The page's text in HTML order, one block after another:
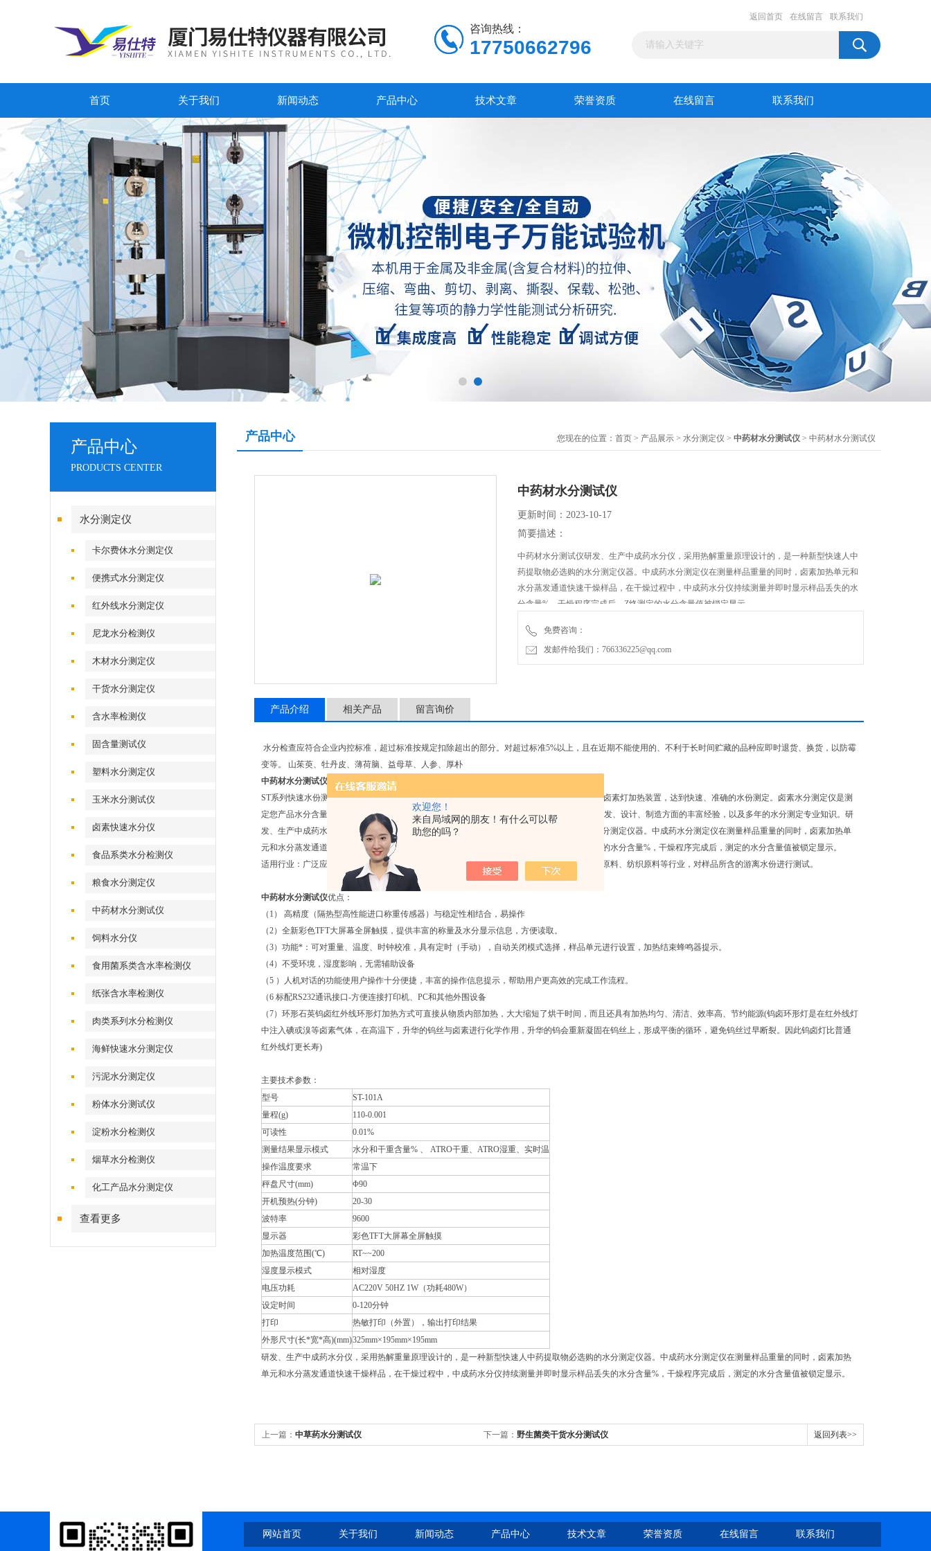
欢迎您！
来自局域网的朋友！有什么可以帮
助您的吗？
咨询热线：
17750662796
返回首页 在线留言 联系我们
首页 关于我们 新闻动态 产品中心 技术文章 荣誉资质 在线留言 联系我们
产品中心
PRODUCTS CENTER
水分测定仪
卡尔费休水分测定仪
便携式水分测定仪
红外线水分测定仪
尼龙水分检测仪
木材水分测定仪
干货水分测定仪
含水率检测仪
固含量测试仪
塑料水分测定仪
玉米水分测试仪
卤素快速水分仪
食品系类水分检测仪
粮食水分测定仪
中药材水分测试仪
饲料水分仪
食用菌系类含水率检测仪
纸张含水率检测仪
肉类系列水分检测仪
海鲜快速水分测定仪
污泥水分测定仪
粉体水分测试仪
淀粉水分检测仪
烟草水分检测仪
化工产品水分测定仪
查看更多
产品中心 您现在的位置： 首页 > 产品展示 > 水分测定仪 > 中药材水分测试仪 > 中药材水分测试仪
中药材水分测试仪
更新时间：2023-10-17
简要描述：
中药材水分测试仪研发、生产中成药水分仪，采用热解重量原理设计的，是一种新型快速人中
药提取物必选购的水分测定仪器。中成药水分测定仪在测量样品重量的同时，卤素加热单元和
水分蒸发通道快速干燥样品，在干燥过程中，中成药水分仪持续测量并即时显示样品丢失的水
分含量%，干燥程序完成后，Z终测定的水分含量值被锁定显示。
免费咨询：
发邮件给我们：766336225@qq.com
产品介绍 相关产品 留言询价
水分检查应符合企业内控标准，超过标准按规定扣除超出的部分。对超过标准5%以上，且在近期不能使用的、不利于长时间贮藏的品种应即时退货、换货，以防霉
变等。 山茱萸、牡丹皮、薄荷脑、益母草、人参、厚朴
中药材水分测试仪 介绍：
ST系列快速水份测定仪是在专业精密电子天平基础上配置隔热型进口称重传感器和高效率进口卤素灯加热装置，达到快速、准确的水份测定。卤素水分测定仪是测
定您产品水分含量可靠的解决方案。 此款耐用且实惠的水分测定仪得益于易仕特在精密仪器研发、设计、制造方面的丰富经验，以及多年的水分测定专业知识。研
发、生产中成药水分仪，采用热解重量原理设计的，是一种新型快速人中药提取物必选购的水分测定仪器。中成药水分测定仪在测量样品重量的同时，卤素加热单
元和水分蒸发通道快速干燥样品，在干燥过程中，中成药水分仪持续测量并即时显示样品丢失的水分含量%，干燥程序完成后，测定的水分含量值被锁定显示。
适用行业：广泛应用于粮食、饲料、烟草、造纸、食品、茶叶、饮料、谷物、化工原料、制药原料、纺织原料等行业，对样品所含的游离水份进行测试。
中药材水分测试仪优点：
（1） 高精度（隔热型高性能进口称重传感器）与稳定性相结合，易操作
（2）全新彩色TFT大屏幕全屏触摸，提供丰富的称量及水分显示信息，方便读取。
（3）功能*：可对重量、温度、时钟校准，具有定时（手动），自动关闭模式选择，样品单元进行设置，加热结束蜂鸣器提示。
（4）不受环境，湿度影响，无需辅助设备
（5 ）人机对话的功能使用户操作十分便捷，丰富的操作信息提示，帮助用户更高效的完成工作流程。
（6 标配RS232通讯接口-方便连接打印机、PC和其他外围设备
（7）环形石英钨卤红外线环形灯加热方式可直接从物质内部加热，大大缩短了烘干时间，而且还具有加热均匀、清洁、效率高、节约能源(钨卤环形灯是在红外线灯
中注入碘或溴等卤素气体，在高温下，升华的钨丝与卤素进行化学作用，升华的钨会重新凝固在钨丝上，形成平衡的循环，避免钨丝过早断裂。因此钨卤灯比普通
红外线灯更长寿)
主要技术参数：
型号
ST-101A
量程(g)
110-0.001
可读性
0.01%
测量结果显示模式
水分和干重含量% 、 ATRO干重、ATRO湿重、实时温
操作温度要求
常温下
秤盘尺寸(mm)
Φ90
开机预热(分钟)
20-30
波特率
9600
显示器
彩色TFT大屏幕全屏触摸
加热温度范围(℃)
RT~~200
湿度显示模式
相对湿度
电压功耗
AC220V 50HZ 1W（功耗480W）
设定时间
0-120分钟
打印
热敏打印（外置），输出打印结果
外形尺寸(长*宽*高)(mm)325mm×195mm×195mm
研发、生产中成药水分仪，采用热解重量原理设计的，是一种新型快速人中药提取物必选购的水分测定仪器。中成药水分测定仪在测量样品重量的同时，卤素加热
单元和水分蒸发通道快速干燥样品，在干燥过程中，中成药水分仪持续测量并即时显示样品丢失的水分含量%，干燥程序完成后，测定的水分含量值被锁定显示。
上一篇： 中草药水分测试仪 下一篇： 野生菌类干货水分测试仪 返回列表>>
网站首页 关于我们 新闻动态 产品中心 技术文章 荣誉资质 在线留言 联系我们